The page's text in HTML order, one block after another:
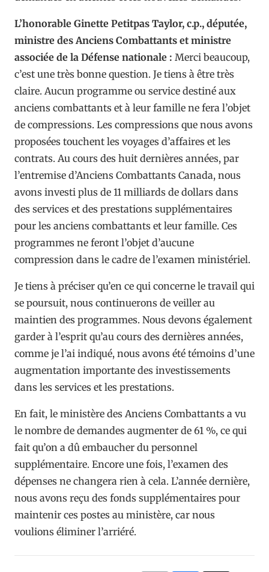
L’honorable Ginette Petitpas Taylor, c.p., députée,
ministre des Anciens Combattants et ministre
associée de la Défense nationale : Merci beaucoup,
c’est une très bonne question. Je tiens à être très
claire. Aucun programme ou service destiné aux
anciens combattants et à leur famille ne fera l’objet
de compressions. Les compressions que nous avons
proposées touchent les voyages d’affaires et les
contrats. Au cours des huit dernières années, par
l’entremise d’Anciens Combattants Canada, nous
avons investi plus de 11 milliards de dollars dans
des services et des prestations supplémentaires
pour les anciens combattants et leur famille. Ces
programmes ne feront l’objet d’aucune
compression dans le cadre de l’examen ministériel.
Je tiens à préciser qu’en ce qui concerne le travail qui
se poursuit, nous continuerons de veiller au
maintien des programmes. Nous devons également
garder à l’esprit qu’au cours des dernières années,
comme je l’ai indiqué, nous avons été témoins d’une
augmentation importante des investissements
dans les services et les prestations.
En fait, le ministère des Anciens Combattants a vu
le nombre de demandes augmenter de 61 %, ce qui
fait qu’on a dû embaucher du personnel
supplémentaire. Encore une fois, l’examen des
dépenses ne changera rien à cela. L’année dernière,
nous avons reçu des fonds supplémentaires pour
maintenir ces postes au ministère, car nous
voulions éliminer l’arriéré.